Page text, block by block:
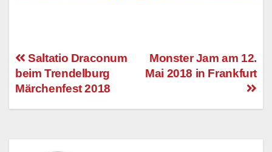
Beitragsnavigation
Monster Jam am 12.
Mai 2018 in Frankfurt
Saltatio Draconum
beim Trendelburg
Märchenfest 2018